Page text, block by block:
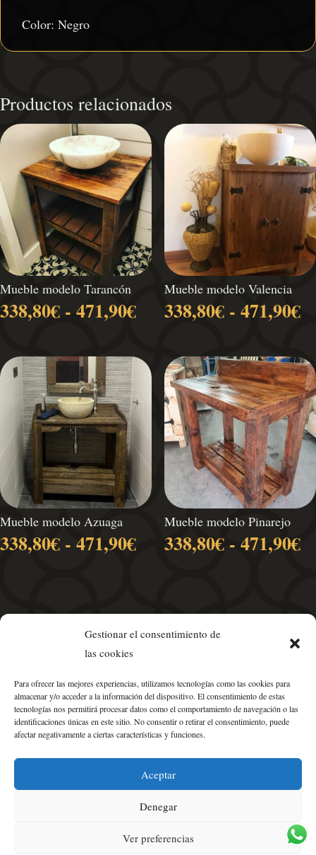
Gestionar el consentimiento de
las cookies
Para ofrecer las mejores experiencias, utilizamos tecnologías como las cookies para
almacenar y/o acceder a la información del dispositivo. El consentimiento de estas
tecnologías nos permitirá procesar datos como el comportamiento de navegación o las
identificaciones únicas en este sitio. No consentir o retirar el consentimiento, puede
afectar negativamente a ciertas características y funciones.
Aceptar
Denegar
Ver preferencias
Color: Negro
Productos relacionados
Mueble modelo Tarancón
338,80€ - 471,90€Rango
desde
338,80€
hasta
471,90€
Mueble modelo Valencia
338,80€ - 471,90€
Mueble modelo Azuaga
338,80€ - 471,90€Rango
338,80€
hasta
Mueble modelo Pinarejo
338,80€ - 471,90€
Política de Privacidad•Aviso Legal•Condiciones de Venta
Política de Cookies•